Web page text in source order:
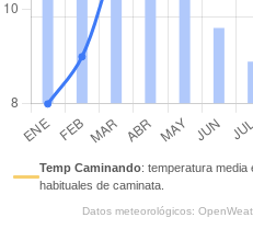
Temp Caminando: temperatura media
habituales de caminata.
Datos meteorológicos: